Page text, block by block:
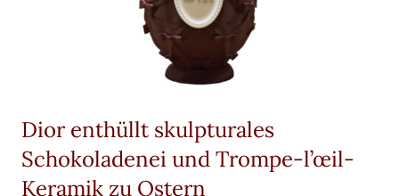
Dior enthüllt skulpturales
Schokoladenei und Trompe-l’œil-
Keramik zu Ostern